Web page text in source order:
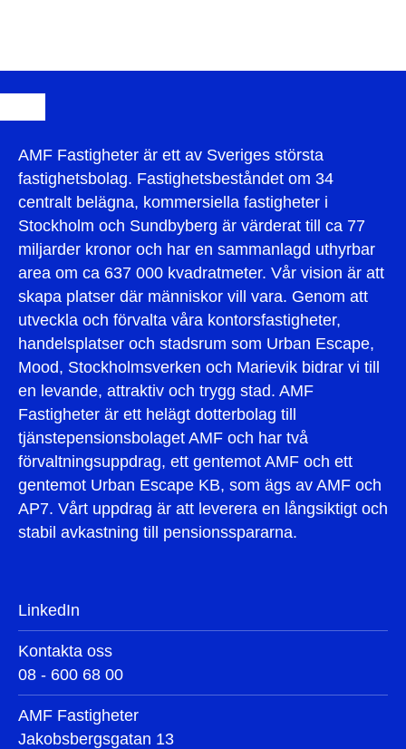
AMF Fastigheter är ett av Sveriges största
fastighetsbolag. Fastighetsbeståndet om 34
centralt belägna, kommersiella fastigheter i
Stockholm och Sundbyberg är värderat till ca 77
miljarder kronor och har en sammanlagd uthyrbar
area om ca 637 000 kvadratmeter. Vår vision är att
skapa platser där människor vill vara. Genom att
utveckla och förvalta våra kontorsfastigheter,
handelsplatser och stadsrum som Urban Escape,
Mood, Stockholmsverken och Marievik bidrar vi till
en levande, attraktiv och trygg stad. AMF
Fastigheter är ett helägt dotterbolag till
tjänstepensionsbolaget AMF och har två
förvaltningsuppdrag, ett gentemot AMF och ett
gentemot Urban Escape KB, som ägs av AMF och
AP7. Vårt uppdrag är att leverera en långsiktigt och
stabil avkastning till pensionsspararna.
LinkedIn
Kontakta oss
08 - 600 68 00
AMF Fastigheter
Jakobsbergsgatan 13